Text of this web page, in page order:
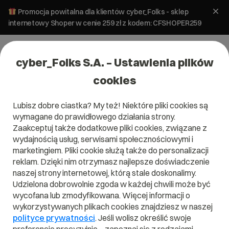
Promocja powitalna dla klientów cyber_Folks - sklep
internetowy Shoper w cenie 259 zł z kodem: CFSHOPER259
Czym jest Rekord CAA?
Przeczytaj czym jestRekord CAAw naszym słowniku.
Pomoże Ci to lepiej zrozumieć, czym dokładnie jestRekord
cyber_Folks S.A. – Ustawienia plików
cookies
Lubisz dobre ciastka? My też! Niektóre pliki cookies są
wymagane do prawidłowego działania strony.
Zaakceptuj także dodatkowe pliki cookies, związane z
wydajnością usług, serwisami społecznościowymi i
marketingiem. Pliki cookie służą także do personalizacji
reklam. Dzięki nim otrzymasz najlepsze doświadczenie
naszej strony internetowej, którą stale doskonalimy.
Udzielona dobrowolnie zgoda w każdej chwili może być
wycofana lub zmodyfikowana. Więcej informacji o
wykorzystywanych plikach cookies znajdziesz w naszej
polityce prywatności. Jeśli wolisz określić swoje